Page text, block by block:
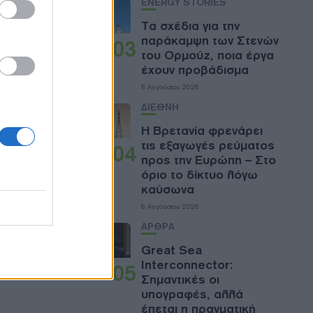
77
GW,
το
τότε
03
Τα σχέδια για την
παράκαμψη των Στενών
του Ορμούζ, ποια έργα
έχουν προβάδισμα
8 Αυγούστου 2026
04
ΔΙΕΘΝΗ
Η Βρετανία φρενάρει
τις εξαγωγές ρεύματος
προς την Ευρώπη – Στο
όριο το δίκτυο λόγω
καύσωνα
8 Αυγούστου 2026
05
ΑΡΘΡΑ
Great Sea
Interconnector:
Σημαντικές οι
υπογραφές, αλλά
έπεται η πραγματική